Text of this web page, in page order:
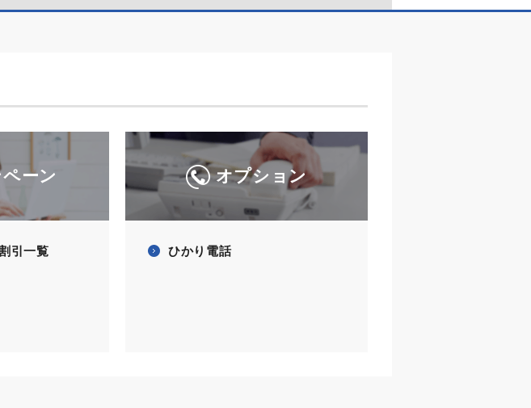
ーン
引一覧
オプション
ひかり電話